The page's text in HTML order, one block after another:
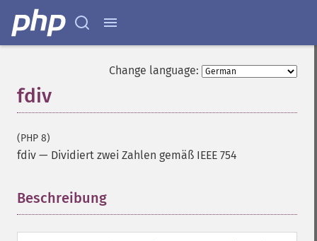
Change language:
fdiv
(PHP 8)
fdiv — Dividiert zwei Zahlen gemäß IEEE 754
Beschreibung